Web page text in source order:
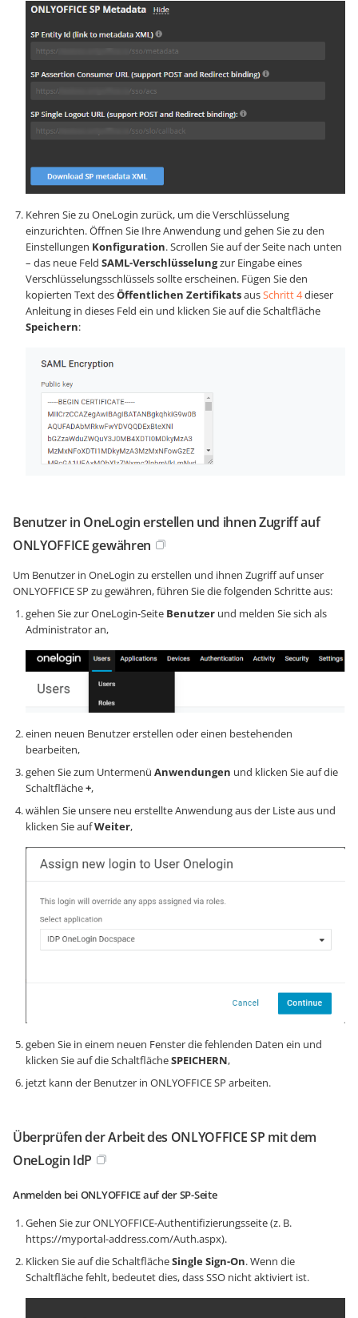
Kehren Sie zu OneLogin zurück, um die Verschlüsselung
einzurichten. Öffnen Sie Ihre Anwendung und gehen Sie zu den
Einstellungen Konfiguration. Scrollen Sie auf der Seite nach unten
– das neue Feld SAML-Verschlüsselungzur Eingabe eines
Verschlüsselungsschlüssels sollte erscheinen. Fügen Sie den
kopierten Text desÖffentlichen ZertifikatsausSchritt 4dieser
Anleitung in dieses Feld ein und klicken Sie auf die Schaltfläche
Speichern:
Benutzer in OneLogin erstellen und ihnen Zugriff auf
ONLYOFFICE gewähren
Um Benutzer in OneLogin zu erstellen und ihnen Zugriff auf unser
ONLYOFFICE SP zu gewähren, führen Sie die folgenden Schritte aus:
gehen Sie zur OneLogin-Seite Benutzer und melden Sie sich als
Administrator an,
einen neuen Benutzer erstellen oder einen bestehenden
bearbeiten,
gehen Sie zum Untermenü Anwendungen und klicken Sie auf die
Schaltfläche+,
wählen Sie unsere neu erstellte Anwendung aus der Liste aus und
klicken Sie aufWeiter,
geben Sie in einem neuen Fenster die fehlenden Daten ein und
klicken Sie auf die SchaltflächeSPEICHERN,
jetzt kann der Benutzer in ONLYOFFICE SP arbeiten.
Überprüfen der Arbeit des ONLYOFFICE SP mit dem
OneLogin IdP
Anmelden bei ONLYOFFICE auf der SP-Seite
Gehen Sie zur ONLYOFFICE-Authentifizierungsseite (z. B.
https://myportal-address.com/Auth.aspx).
Klicken Sie auf die SchaltflächeSingle Sign-On. Wenn die
Schaltfläche fehlt, bedeutet dies, dass SSO nicht aktiviert ist.